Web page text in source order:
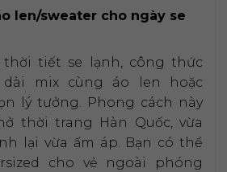
len/sweater cho ngày se
thời tiết se lạnh, công thức
dài mix cùng áo len hoặc
lý tưởng. Phong cách này
thời trang Hàn Quốc, vừa
lại vừa ấm áp. Bạn có thể
cho vẻ ngoài phóng